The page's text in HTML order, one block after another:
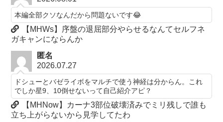
本編全部クソなんだから問題ないです😂
【MHWs】序盤の退屈部分やらせるなんてセルフネ
ガキャンにならんか
匿名
2026.07.27
ドシューとバゼライボをマルチで使う神経は分からん。これ
でしか星9、10倒せないって自己紹介アピ？
【MHNow】カーナ3部位破壊済みでミリ残しで誰も
立ち上がらないから見学してたわ